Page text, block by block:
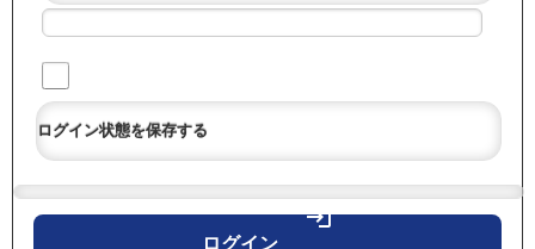
ログイン状態を保存する
login